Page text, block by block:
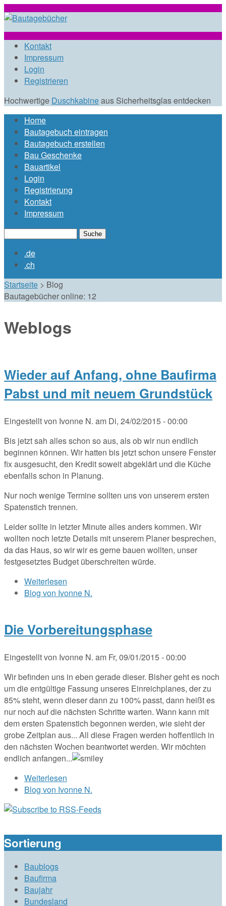
Direkt zum Inhalt
Kontakt
Impressum
Login
Registrieren
Hochwertige Duschkabineaus Sicherheitsglas entdecken
Hauptmenü
Home
Bautagebuch eintragen
Bautagebuch erstellen
Bau Geschenke
Bauartikel
Login
Registrierung
Kontakt
Impressum
Suchformular
Suche
.de
.ch
Startseite > Blog
Bautagebücher online: 12
Weblogs
Wieder auf Anfang, ohne Baufirma
Pabst und mit neuem Grundstück
Eingestellt von Ivonne N. am Di, 24/02/2015 - 00:00
Bis jetzt sah alles schon so aus, als ob wir nun endlich
beginnen können. Wir hatten bis jetzt schon unsere Fenster
fix ausgesucht, den Kredit soweit abgeklärt und die Küche
ebenfalls schon in Planung.
Nur noch wenige Termine sollten uns von unserem ersten
Spatenstich trennen.
Leider sollte in letzter Minute alles anders kommen. Wir
wollten noch letzte Details mit unserem Planer besprechen,
da das Haus, so wir wir es gerne bauen wollten, unser
festgesetztes Budget überschreiten würde.
Weiterlesen
Pabst und mit neuem Grundstück
Blog von Ivonne N.
Die Vorbereitungsphase
Eingestellt von Ivonne N. am Fr, 09/01/2015 - 00:00
Wir befinden uns in eben gerade dieser. Bisher geht es noch
um die entgültige Fassung unseres Einreichplanes, der zu
85% steht, wenn dieser dann zu 100% passt, dann heißt es
nur noch auf die nächsten Schritte warten. Wann kann mit
dem ersten Spatenstich begonnen werden, wie sieht der
grobe Zeitplan aus... All diese Fragen werden hoffentlich in
den nächsten Wochen beantwortet werden. Wir möchten
endlich anfangen...
Weiterlesen
Blog von Ivonne N.
Sortierung
Baublogs
Baufirma
Baujahr
Bundesland